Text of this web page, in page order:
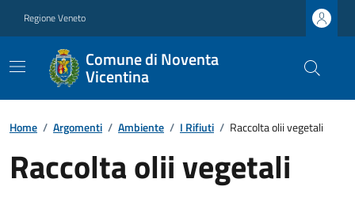
Regione Veneto
Comune di Noventa
Vicentina
Home / Argomenti / Ambiente / I Rifiuti / Raccolta olii vegetali
Raccolta olii vegetali